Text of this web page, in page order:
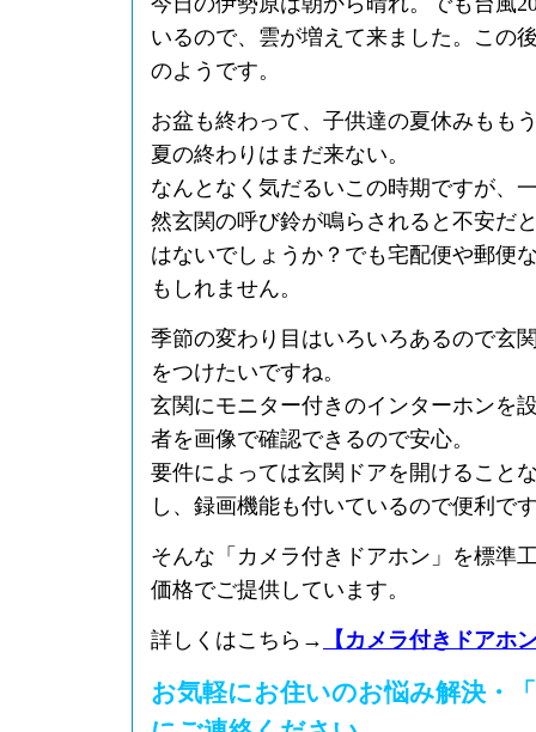
いるので、雲が増えて来ました。この
のようです。
お盆も終わって、子供達の夏休みもも
夏の終わりはまだ来ない。
なんとなく気だるいこの時期ですが、
然玄関の呼び鈴が鳴らされると不安だ
はないでしょうか？でも宅配便や郵便
もしれません。
季節の変わり目はいろいろあるので玄
をつけたいですね。
玄関にモニター付きのインターホンを
者を画像で確認できるので安心。
要件によっては玄関ドアを開けること
し、録画機能も付いているので便利で
そんな「カメラ付きドアホン」を標準
価格でご提供しています。
詳しくはこちら→ 【カメラ付きドアホ
お気軽にお住いのお悩み解決・